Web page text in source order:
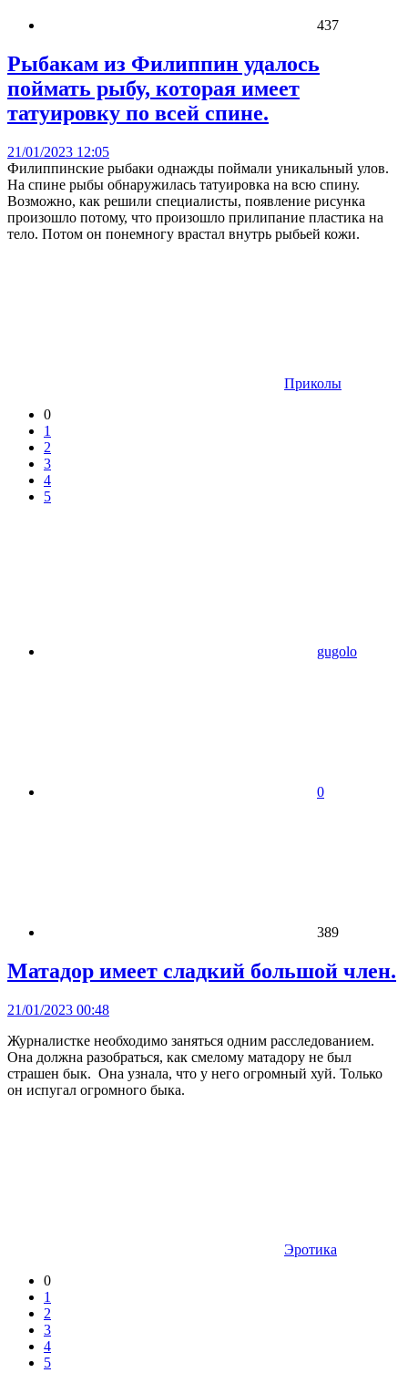
437
Рыбакам из Филиппин удалось
поймать рыбу, которая имеет
татуировку по всей спине.
21/01/2023 12:05
Филиппинские рыбаки однажды поймали уникальный улов.
На спине рыбы обнаружилась татуировка на всю спину.
Возможно, как решили специалисты, появление рисунка
произошло потому, что произошло прилипание пластика на
тело. Потом он понемногу врастал внутрь рыбьей кожи.
Приколы
0
1
2
3
4
5
gugolo
0
389
Матадор имеет сладкий большой член.
21/01/2023 00:48
Журналистке необходимо заняться одним расследованием.
Она должна разобраться, как смелому матадору не был
страшен бык. Она узнала, что у него огромный хуй. Только
он испугал огромного быка.
Эротика
0
1
2
3
4
5